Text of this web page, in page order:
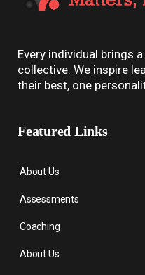
Every individual brings
collective. We inspire
their best, one
Featured Links
About Us
Assessments
Coaching
About Us